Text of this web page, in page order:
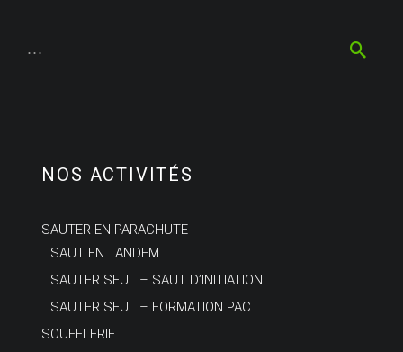
NOS ACTIVITÉS
SAUTER EN PARACHUTE
SAUT EN TANDEM
SAUTER SEUL – SAUT D’INITIATION
SAUTER SEUL – FORMATION PAC
SOUFFLERIE